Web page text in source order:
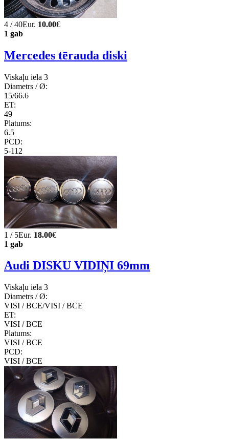
4 / 40Eur. 10.00€
1 gab
Mercedes tērauda diski
Viskaļu iela 3
Diametrs / Ø:
15/66.6
ET:
49
Platums:
6.5
PCD:
5-112
1 / 5Eur. 18.00€
1 gab
Audi DISKU VIDIŅI 69mm
Viskaļu iela 3
Diametrs / Ø:
VISI / ВСЕ/VISI / ВСЕ
ET:
VISI / ВСЕ
Platums:
VISI / ВСЕ
PCD:
VISI / ВСЕ